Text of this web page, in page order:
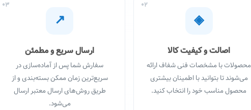
02
◈
اصالت و کیفیت کالا
محصولات با مشخصات فنی شفاف ارائه
می‌شوند تا بتوانید با اطمینان بیشتری
محصول مناسب خود را انتخاب کنید.
03
↗
ارسال سریع و مطمئن
سفارش شما پس از آماده‌سازی در
سریع‌ترین زمان ممکن بسته‌بندی و از
طریق روش‌های ارسال معتبر ارسال
می‌شود.